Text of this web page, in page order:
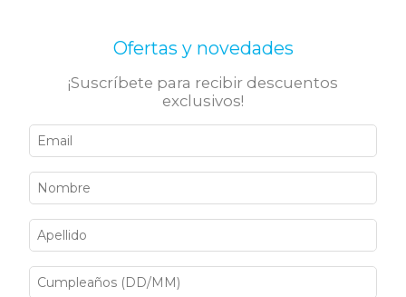
Ofertas y novedades
¡Suscríbete para recibir descuentos
exclusivos!